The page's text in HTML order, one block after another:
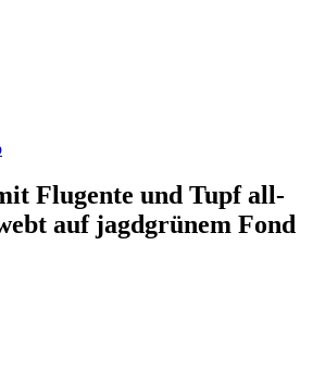
Flugente und Tupf all-
auf jagdgrünem Fond